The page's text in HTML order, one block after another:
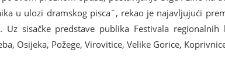
u ulozi dramskog pisca˝, rekao je najavljujući
sisačke predstave publika Festivala
Osijeka, Požege, Virovitice, Velike Gorice,